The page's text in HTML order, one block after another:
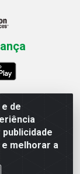
de
melhorar a
Filho, 291 -
- CNPJ